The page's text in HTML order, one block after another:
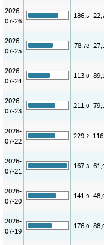
2026-
07-26
186,5 22
2026-
07-25
78,78 27
2026-
07-24
113,0 89
2026-
07-23
211,0 79
2026-
07-22
229,2 116
2026-
07-21
167,3 61
2026-
07-20
141,9 48
2026-
07-19
176,0 88